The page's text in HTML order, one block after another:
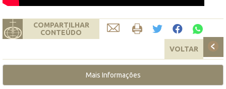
COMPARTILHAR
CONTEÚDO
VOLTAR
Mais Informações